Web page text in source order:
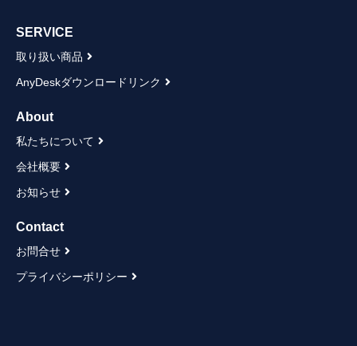
SERVICE
取り扱い商品
AnyDeskダウンロードリンク
About
私たちについて
会社概要
お知らせ
Contact
お問合せ
プライバシーポリシー